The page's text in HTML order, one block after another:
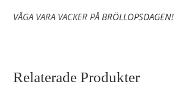
VÅGA VARA VACKER PÅ BRÖLLOPSDAGEN!
Relaterade Produkter